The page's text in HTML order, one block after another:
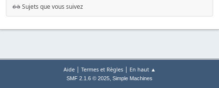
Sujets que vous suivez
Aide| Termes et Règles| En haut ▲
SMF 2.1.6 © 2025, Simple Machines